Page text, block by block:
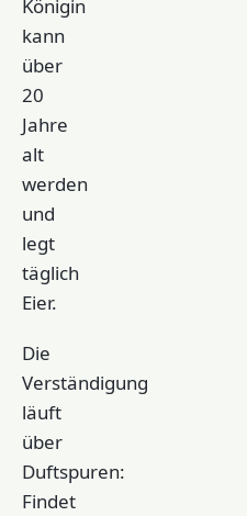
Königin
kann
über
20
Jahre
alt
werden
und
legt
täglich
Eier.
Die
Verständigung
läuft
über
Duftspuren:
Findet